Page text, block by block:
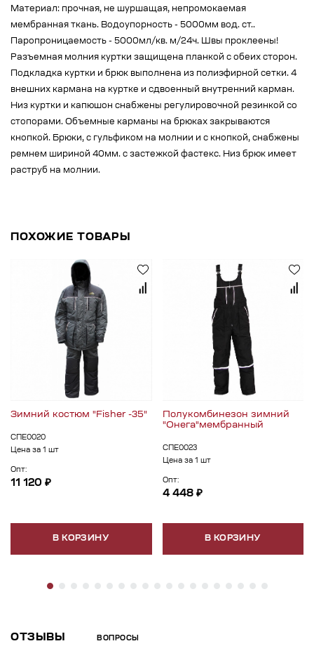
Материал: прочная, не шуршащая, непромокаемая
мембранная ткань. Водоупорность - 5000мм вод. ст..
Паропроницаемость - 5000мл/кв. м/24ч. Швы проклеены!
Разъемная молния куртки защищена планкой с обеих сторон.
Подкладка куртки и брюк выполнена из полиэфирной сетки. 4
внешних кармана на куртке и сдвоенный внутренний карман.
Низ куртки и капюшон снабжены регулировочной резинкой со
стопорами. Объемные карманы на брюках закрываются
кнопкой. Брюки, с гульфиком на молнии и с кнопкой, снабжены
ремнем шириной 40мм. с застежкой фастекс. Низ брюк имеет
раструб на молнии.
ПОХОЖИЕ ТОВАРЫ
Зимний костюм "Fisher -35"
СПЕ0020
Цена за 1 шт
Опт:
11 120 ₽
В КОРЗИНУ
Полукомбинезон зимний
"Онега"мембранный
СПЕ0023
Цена за 1 шт
Опт:
4 448 ₽
В КОРЗИНУ
ОТЗЫВЫ ВОПРОСЫ